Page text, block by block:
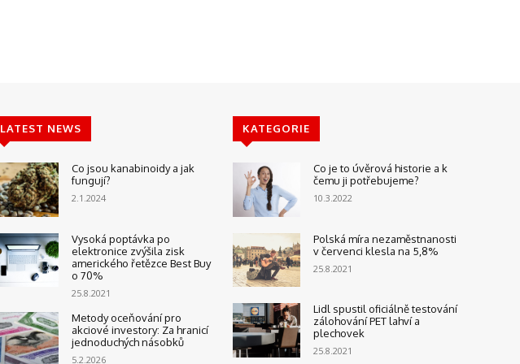
LATEST NEWS
Co jsou kanabinoidy a jak
fungují?
2.1.2024
Vysoká poptávka po
elektronice zvýšila zisk
amerického řetězce Best Buy
o 70%
25.8.2021
Metody oceňování pro
akciové investory: Za hranicí
jednoduchých násobků
5.2.2026
KATEGORIE
Co je to úvěrová historie a k
čemu ji potřebujeme?
10.3.2022
Polská míra nezaměstnanosti
v červenci klesla na 5,8%
25.8.2021
Lidl spustil oficiálně testování
zálohování PET lahví a
plechovek
25.8.2021